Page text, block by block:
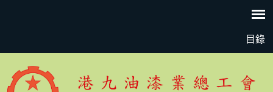
目錄